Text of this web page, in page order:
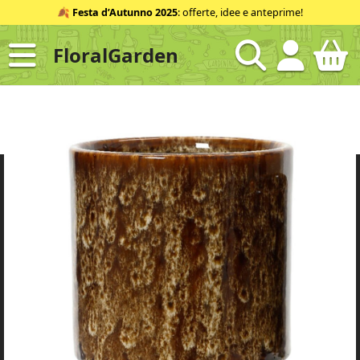
al
contenuto
ID
🍂 Festa d’Autunno 2025: offerte, idee e anteprime!
FloralGarden